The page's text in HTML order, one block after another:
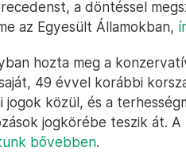
a döntéssel
az Egyesült Államokban,
hozta meg a
49 évvel korábbi
közül, és a
jogkörébe teszik át.
bővebben.